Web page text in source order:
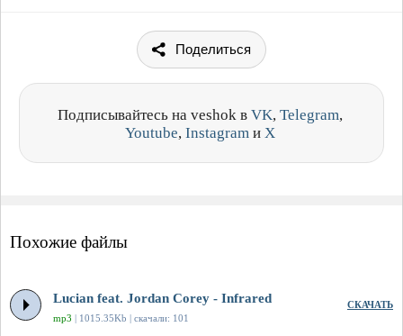
Поделиться
Подписывайтесь на veshok в VK, Telegram,
Youtube, Instagram и X
Похожие файлы
Lucian feat. Jordan Corey - Infrared
mp3 | 1015.35Kb | скачали: 101
СКАЧАТЬ